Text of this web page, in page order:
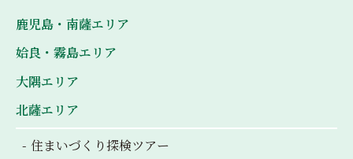
鹿児島・南薩エリア
姶良・霧島エリア
大隅エリア
北薩エリア
住まいづくり探検ツアー